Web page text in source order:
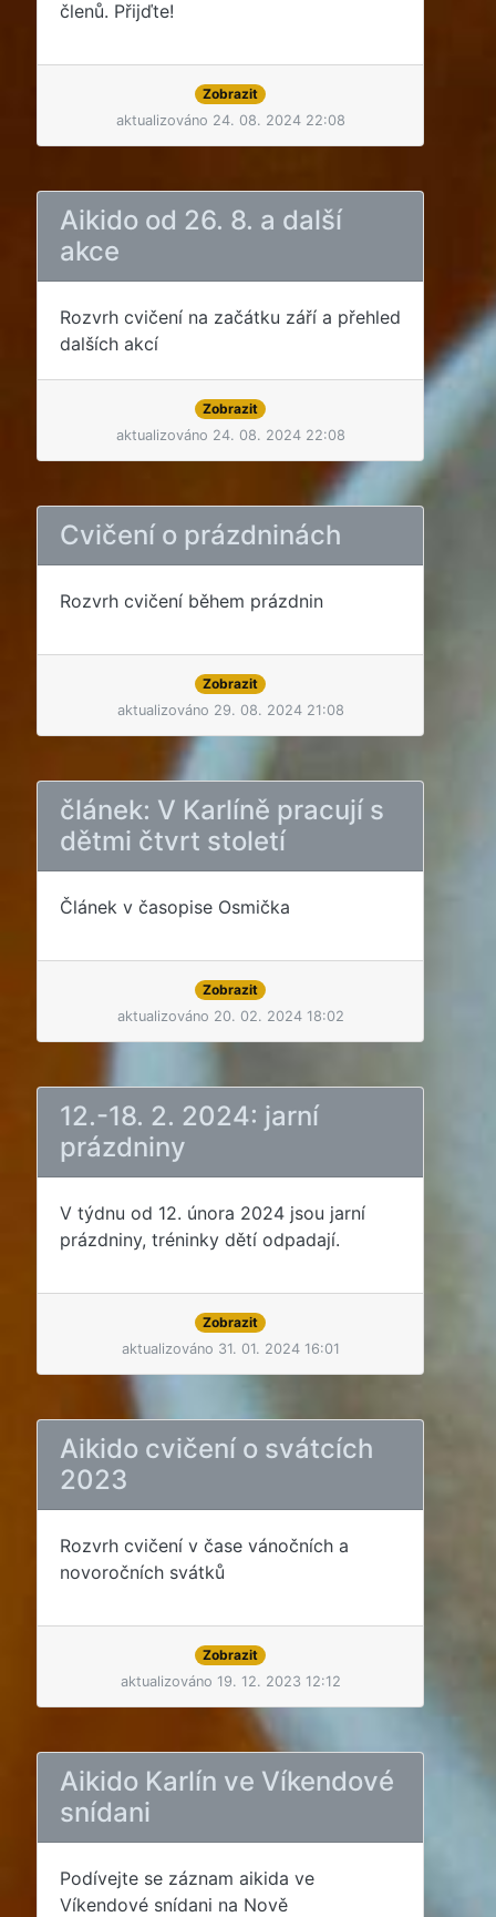
členů. Přijďte!
Zobrazit
aktualizováno 24. 08. 2024 22:08
Aikido od 26. 8. a další
akce
Rozvrh cvičení na začátku září a přehled
dalších akcí
Zobrazit
aktualizováno 24. 08. 2024 22:08
Cvičení o prázdninách
Rozvrh cvičení během prázdnin
Zobrazit
aktualizováno 29. 08. 2024 21:08
článek: V Karlíně pracují s
dětmi čtvrt století
Článek v časopise Osmička
Zobrazit
aktualizováno 20. 02. 2024 18:02
12.-18. 2. 2024: jarní
prázdniny
V týdnu od 12. února 2024 jsou jarní
prázdniny, tréninky dětí odpadají.
Zobrazit
aktualizováno 31. 01. 2024 16:01
Aikido cvičení o svátcích
2023
Rozvrh cvičení v čase vánočních a
novoročních svátků
Zobrazit
aktualizováno 19. 12. 2023 12:12
Aikido Karlín ve Víkendové
snídani
Podívejte se záznam aikida ve
Víkendové snídani na Nově